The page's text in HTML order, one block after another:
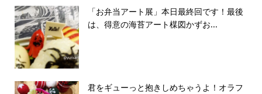
「お弁当アート展」本日最終回です！最後
は、得意の海苔アート楳図かずお...
君をギューっと抱きしめちゃうよ！オラフ